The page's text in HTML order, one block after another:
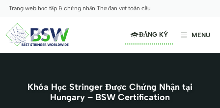
Skip
content
Trang web học tập & chứng nhận Thợ đan vợt toàn cầu
MENU
ĐĂNG KÝ
Khóa Học Stringer Được Chứng Nhận tại
Hungary – BSW Certification